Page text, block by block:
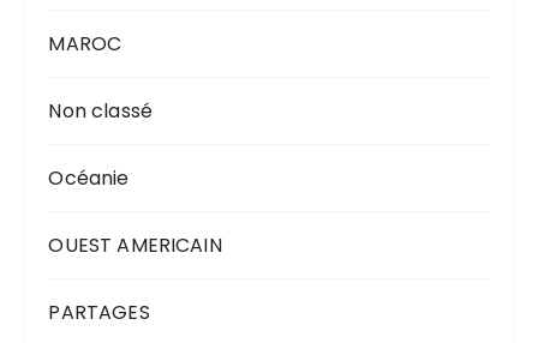
MAROC
Non classé
Océanie
OUEST AMERICAIN
PARTAGES